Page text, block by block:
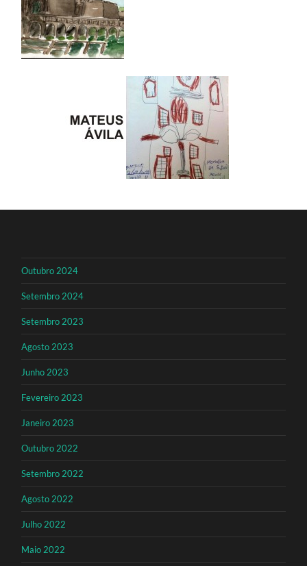
Outubro 2024
Setembro 2024
Setembro 2023
Agosto 2023
Junho 2023
Fevereiro 2023
Janeiro 2023
Outubro 2022
Setembro 2022
Agosto 2022
Julho 2022
Maio 2022